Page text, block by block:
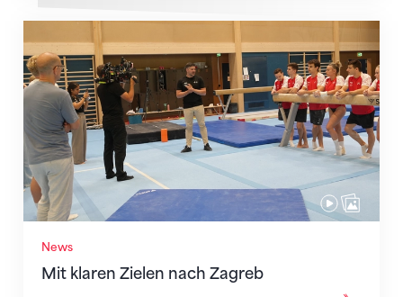
News
Mit klaren Zielen nach Zagreb
Mit klaren Zielen nach Zagreb